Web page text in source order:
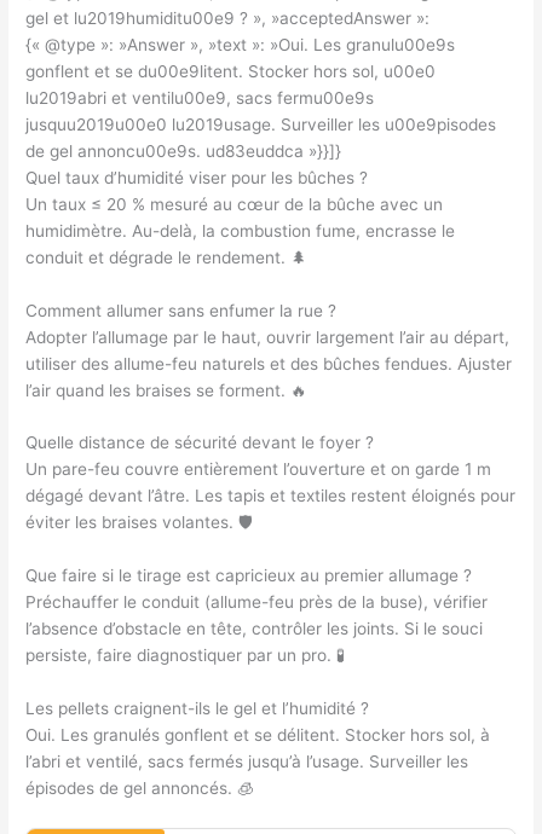
gel et lu2019humiditu00e9 ? », »acceptedAnswer »:
{« @type »: »Answer », »text »: »Oui. Les granulu00e9s
gonflent et se du00e9litent. Stocker hors sol, u00e0
lu2019abri et ventilu00e9, sacs fermu00e9s
jusquu2019u00e0 lu2019usage. Surveiller les u00e9pisodes
de gel annoncu00e9s. ud83euddca »}}]}
Quel taux d’humidité viser pour les bûches ?
Un taux ≤ 20 % mesuré au cœur de la bûche avec un
humidimètre. Au-delà, la combustion fume, encrasse le
conduit et dégrade le rendement. 🌲
Comment allumer sans enfumer la rue ?
Adopter l’allumage par le haut, ouvrir largement l’air au départ,
utiliser des allume-feu naturels et des bûches fendues. Ajuster
l’air quand les braises se forment. 🔥
Quelle distance de sécurité devant le foyer ?
Un pare-feu couvre entièrement l’ouverture et on garde 1 m
dégagé devant l’âtre. Les tapis et textiles restent éloignés pour
éviter les braises volantes. 🛡️
Que faire si le tirage est capricieux au premier allumage ?
Préchauffer le conduit (allume-feu près de la buse), vérifier
l’absence d’obstacle en tête, contrôler les joints. Si le souci
persiste, faire diagnostiquer par un pro. 🧪
Les pellets craignent-ils le gel et l’humidité ?
Oui. Les granulés gonflent et se délitent. Stocker hors sol, à
l’abri et ventilé, sacs fermés jusqu’à l’usage. Surveiller les
épisodes de gel annoncés. 🧊